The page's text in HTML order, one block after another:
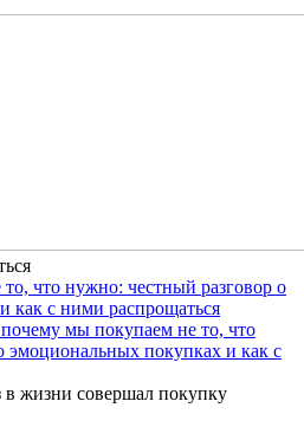
мы покупаем не то, что
эмоциональных покупках и как с
жизни совершал покупку